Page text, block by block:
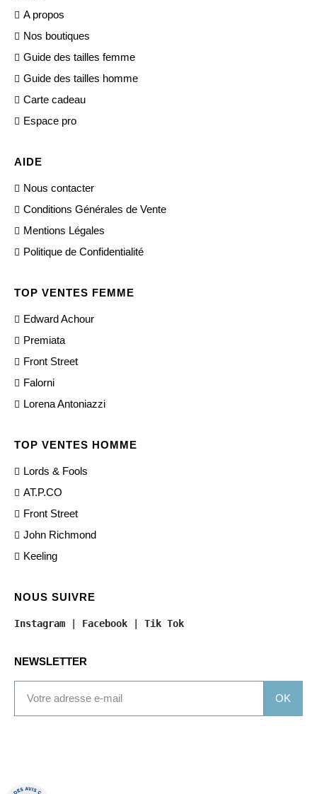
A propos
Nos boutiques
Guide des tailles femme
Guide des tailles homme
Carte cadeau
Espace pro
AIDE
Nous contacter
Conditions Générales de Vente
Mentions Légales
Politique de Confidentialité
TOP VENTES FEMME
Edward Achour
Premiata
Front Street
Falorni
Lorena Antoniazzi
TOP VENTES HOMME
Lords & Fools
AT.P.CO
Front Street
John Richmond
Keeling
NOUS SUIVRE
Instagram Facebook Tik Tok
NEWSLETTER
OK